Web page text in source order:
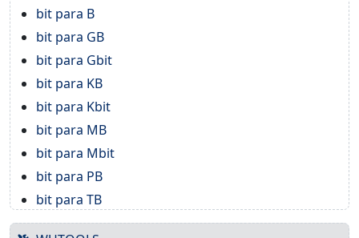
bit para B
bit para GB
bit para Gbit
bit para KB
bit para Kbit
bit para MB
bit para Mbit
bit para PB
bit para TB